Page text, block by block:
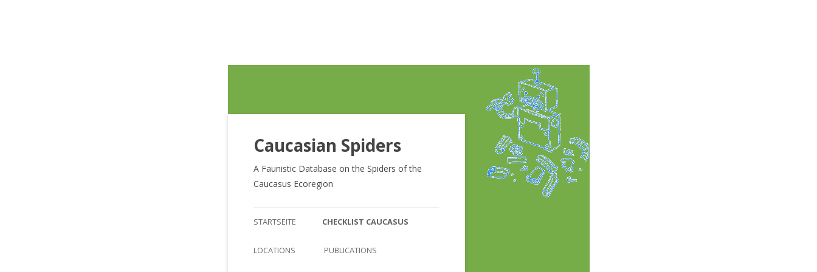
Caucasian Spiders
A Faunistic Database on the Spiders of the
Caucasus Ecoregion
Inhalt
STARTSEITE CHECKLIST CAUCASUS
CHECKLIST CAUCASUS
LOCATIONS PUBLICATIONS